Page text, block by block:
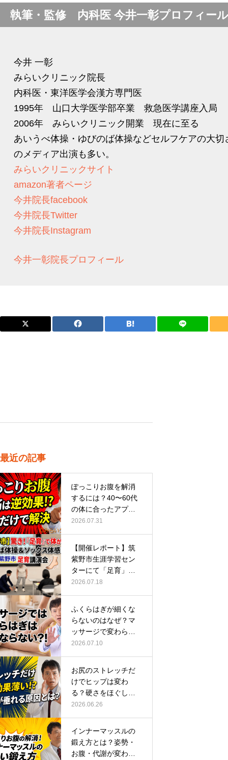
執筆・監修 内科医 今井一彰プロフィール
今井 一彰
みらいクリニック院長
内科医・東洋医学会漢方専門医
1995年 山口大学医学部卒業 救急医学講座入局
2006年 みらいクリニック開業 現在に至る
あいうべ体操・ゆびのば体操などセルフケアの大
のメディア出演も多い。
みらいクリニックサイト
amazon著者ページ
今井院長facebook
今井院長Twitter
今井院長Instagram
今井一彰院長プロフィール
最近の記事
ぽっこりお腹を解消
するには？40〜60代
の体に合ったアプロ
ーチ
2026.07.31
【開催レポート】筑
紫野市生涯学習セン
ターにて「足育」講
演会に登壇し…
2026.07.18
ふくらはぎが細くな
らないのはなぜ？マ
ッサージで変わらな
い根本原因
2026.07.10
お尻のストレッチだ
けでヒップは変わ
る？硬さをほぐして
整える正しい方…
2026.06.26
インナーマッスルの
鍛え方とは？姿勢・
お腹・代謝が変わる